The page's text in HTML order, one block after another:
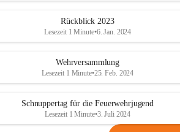
Rückblick 2023
Lesezeit 1 Minute•6. Jan. 2024
Wehrversammlung
Lesezeit 1 Minute•25. Feb. 2024
Schnuppertag für die Feuerwehrjugend
Lesezeit 1 Minute•3. Juli 2024